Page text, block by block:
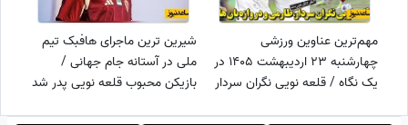
مهم‌ترین عناوین ورزشی
چهارشنبه 23 اردیبهشت 1405 در
یک نگاه / قلعه نویی نگران سردار
شیرین ترین ماجرای هافبک تیم
ملی در آستانه جام جهانی /
بازیکن محبوب قلعه نویی پدر شد